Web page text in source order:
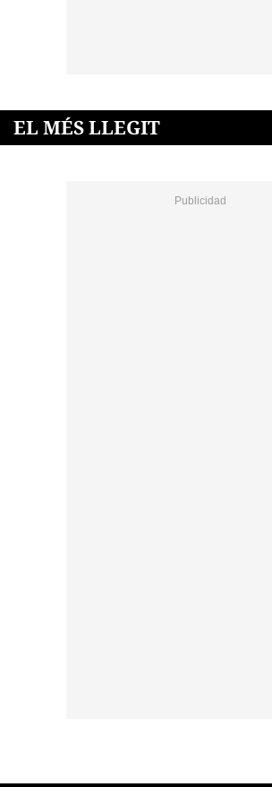
EL MÉS LLEGIT